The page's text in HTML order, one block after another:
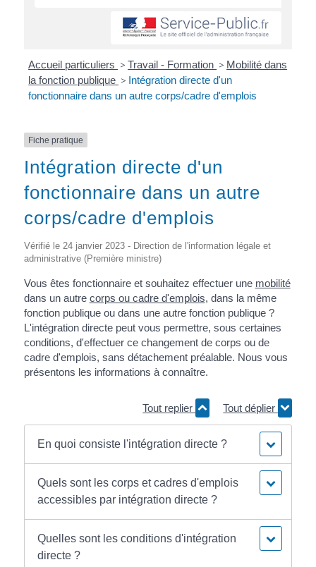
Accueil particuliers > Travail - Formation > Mobilité dans
la fonction publique > Intégration directe d'un
fonctionnaire dans un autre corps/cadre d'emplois
Fiche pratique
Intégration directe d'un
fonctionnaire dans un autre
corps/cadre d'emplois
Vérifié le 24 janvier 2023 - Direction de l'information légale et
administrative (Première ministre)
Vous êtes fonctionnaire et souhaitez effectuer une mobilité
dans un autre corps ou cadre d'emplois, dans la même
fonction publique ou dans une autre fonction publique ?
L'intégration directe peut vous permettre, sous certaines
conditions, d'effectuer ce changement de corps ou de
cadre d'emplois, sans détachement préalable. Nous vous
présentons les informations à connaître.
Tout replier Tout déplier
En quoi consiste l'intégration directe ?
Quels sont les corps et cadres d'emplois
accessibles par intégration directe ?
Quelles sont les conditions d'intégration
directe ?